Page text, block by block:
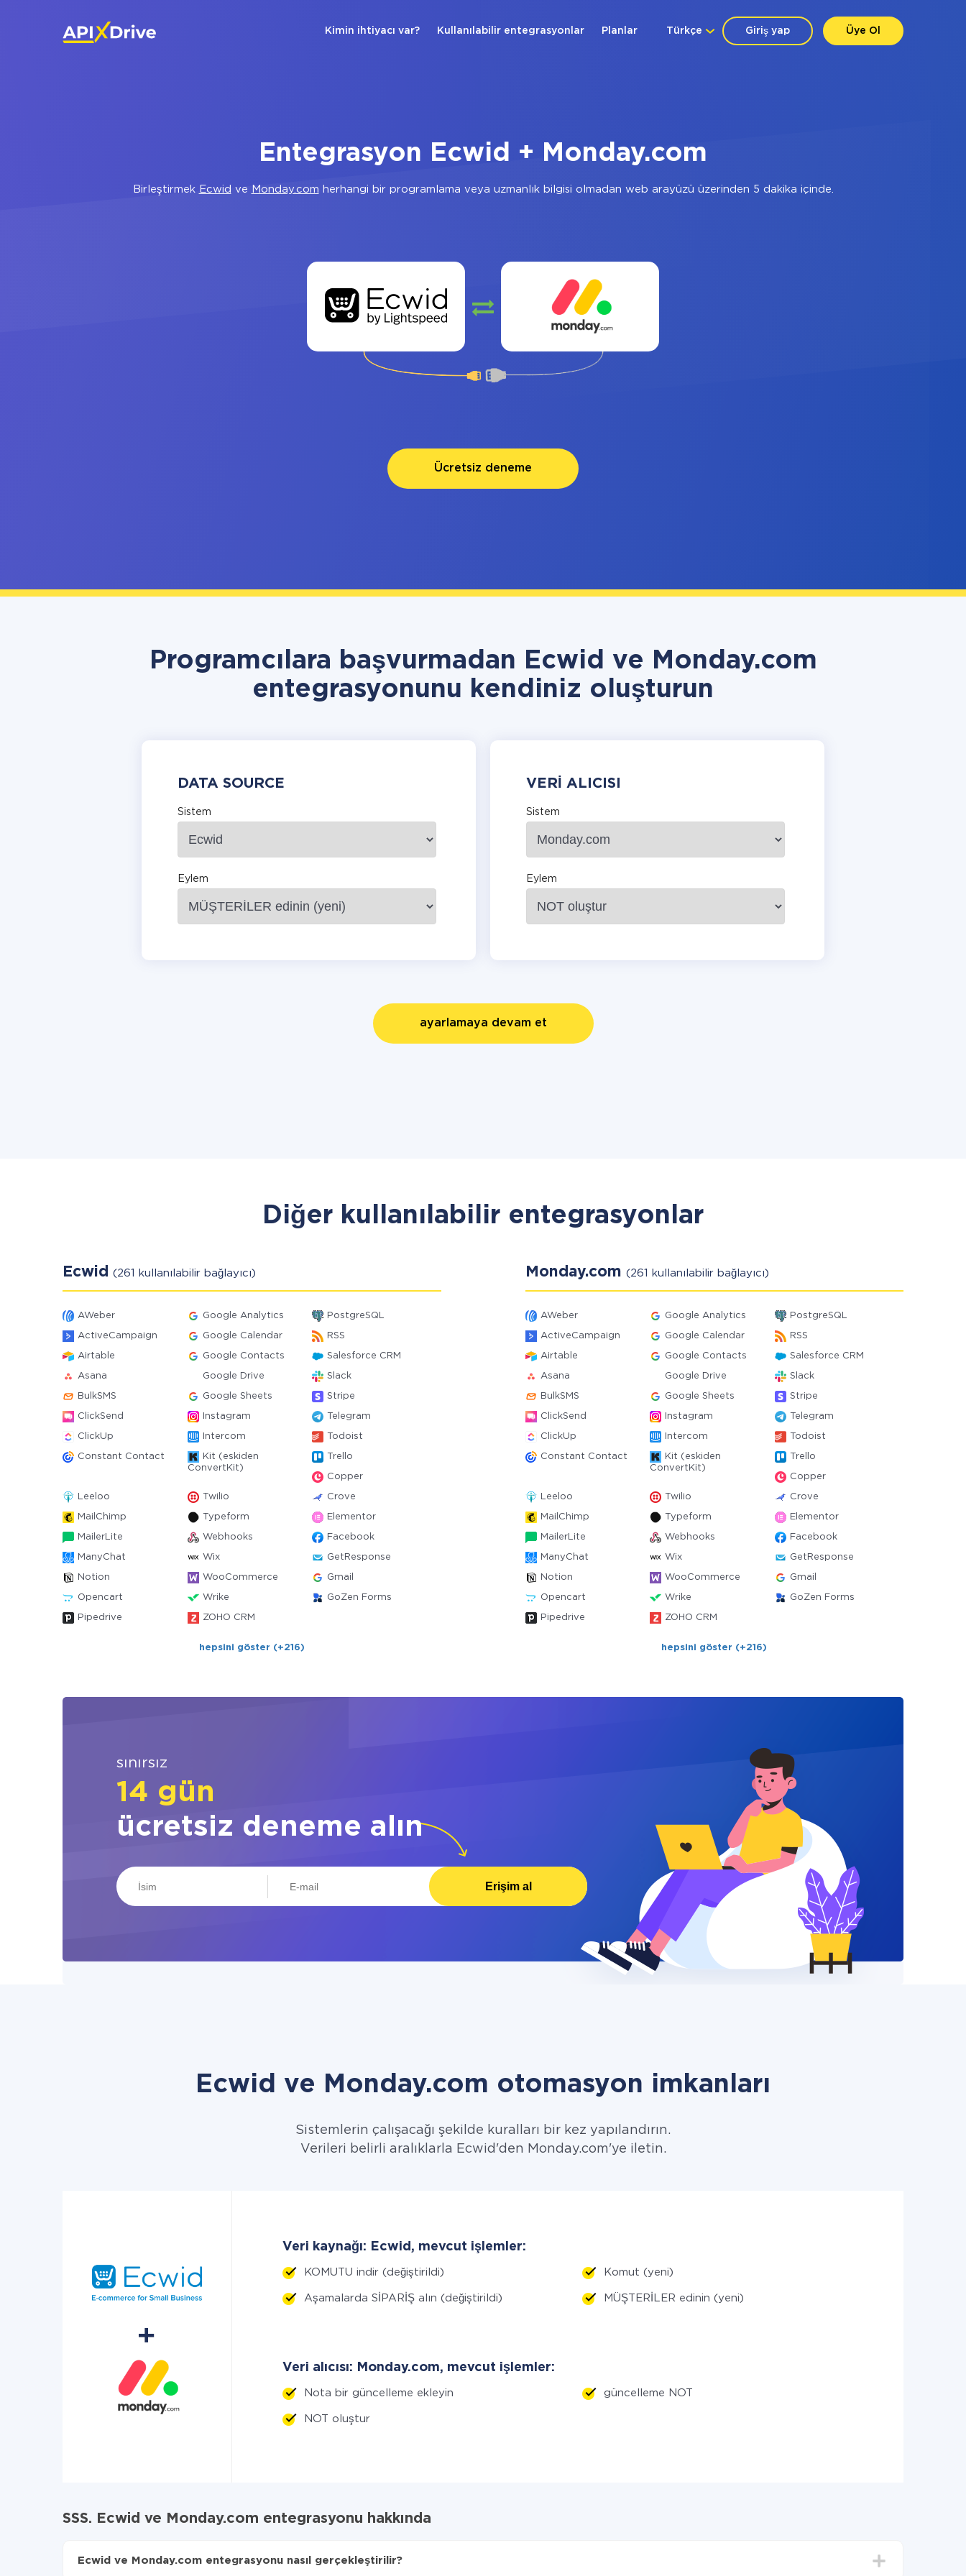
Giriş yap Üye Ol
Türkçe
Kimin ihtiyacı var? Kullanılabilir entegrasyonlar Planlar
Entegrasyon Ecwid + Monday.com
Birleştirmek Ecwid ve Monday.com herhangi bir programlama veya uzmanlık bilgisi olmadan web arayüzü üzerinden 5 dakika içinde.
Ücretsiz deneme
Programcılara başvurmadan Ecwid ve Monday.com
entegrasyonunu kendiniz oluşturun
DATA SOURCE
Sistem
Eylem
VERI ALICISI
Sistem
Eylem
ayarlamaya devam et
Diğer kullanılabilir entegrasyonlar
Ecwid (261 kullanılabilir bağlayıcı)
AWeber Google Analytics PostgreSQL
ActiveCampaign Google Calendar RSS
Airtable Google Contacts Salesforce CRM
Asana Google Drive Slack
BulkSMS Google Sheets Stripe
ClickSend Instagram Telegram
ClickUp Intercom Todoist
Constant Contact
Kit (eskiden
ConvertKit)
Trello
Copper
Leeloo Twilio Crove
MailChimp Typeform Elementor
MailerLite Webhooks Facebook
ManyChat Wix GetResponse
Notion WooCommerce Gmail
Opencart Wrike GoZen Forms
Pipedrive ZOHO CRM
hepsini göster (+216)
Monday.com (261 kullanılabilir bağlayıcı)
AWeber Google Analytics PostgreSQL
ActiveCampaign Google Calendar RSS
Airtable Google Contacts Salesforce CRM
Asana Google Drive Slack
BulkSMS Google Sheets Stripe
ClickSend Instagram Telegram
ClickUp Intercom Todoist
Constant Contact
Kit (eskiden
ConvertKit)
Trello
Copper
Leeloo Twilio Crove
MailChimp Typeform Elementor
MailerLite Webhooks Facebook
ManyChat Wix GetResponse
Notion WooCommerce Gmail
Opencart Wrike GoZen Forms
Pipedrive ZOHO CRM
hepsini göster (+216)
sınırsız
14 gün
ücretsiz deneme alın
Erişim al
Ecwid ve Monday.com otomasyon imkanları
Sistemlerin çalışacağı şekilde kuralları bir kez yapılandırın.
Verileri belirli aralıklarla Ecwid'den Monday.com'ye iletin.
Veri kaynağı: Ecwid, mevcut işlemler:
KOMUTU indir (değiştirildi) Komut (yeni)
Aşamalarda SİPARİŞ alın (değiştirildi) MÜŞTERİLER edinin (yeni)
Veri alıcısı: Monday.com, mevcut işlemler:
Nota bir güncelleme ekleyin güncelleme NOT
NOT oluştur
SSS. Ecwid ve Monday.com entegrasyonu hakkında
Ecwid ve Monday.com entegrasyonu nasıl gerçekleştirilir?